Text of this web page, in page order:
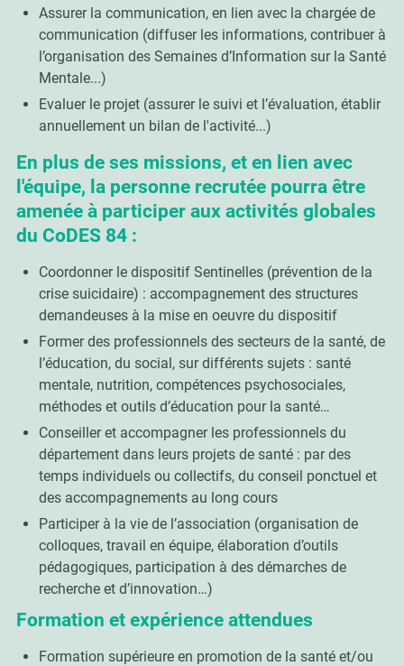
Assurer la communication, en lien avec la chargée de
communication (diffuser les informations, contribuer à
l’organisation des Semaines d’Information sur la Santé
Mentale...)
Evaluer le projet (assurer le suivi et l’évaluation, établir
annuellement un bilan de l'activité...)
En plus de ses missions, et en lien avec
l'équipe, la personne recrutée pourra être
amenée à participer aux activités globales
du CoDES 84 :
Coordonner le dispositif Sentinelles (prévention de la
crise suicidaire) : accompagnement des structures
demandeuses à la mise en oeuvre du dispositif
Former des professionnels des secteurs de la santé, de
l’éducation, du social, sur différents sujets : santé
mentale, nutrition, compétences psychosociales,
méthodes et outils d’éducation pour la santé…
Conseiller et accompagner les professionnels du
département dans leurs projets de santé : par des
temps individuels ou collectifs, du conseil ponctuel et
des accompagnements au long cours
Participer à la vie de l’association (organisation de
colloques, travail en équipe, élaboration d’outils
pédagogiques, participation à des démarches de
recherche et d’innovation…)
Formation et expérience attendues
Formation supérieure en promotion de la santé et/ou